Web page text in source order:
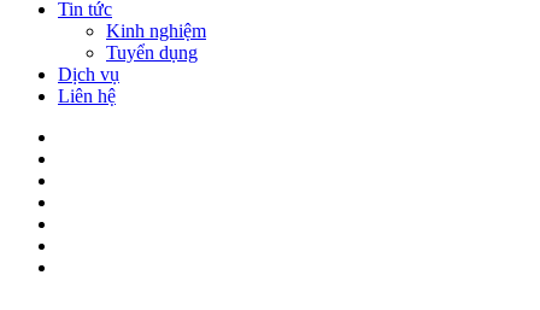
Tin tức
Kinh nghiệm
Tuyển dụng
Dịch vụ
Liên hệ